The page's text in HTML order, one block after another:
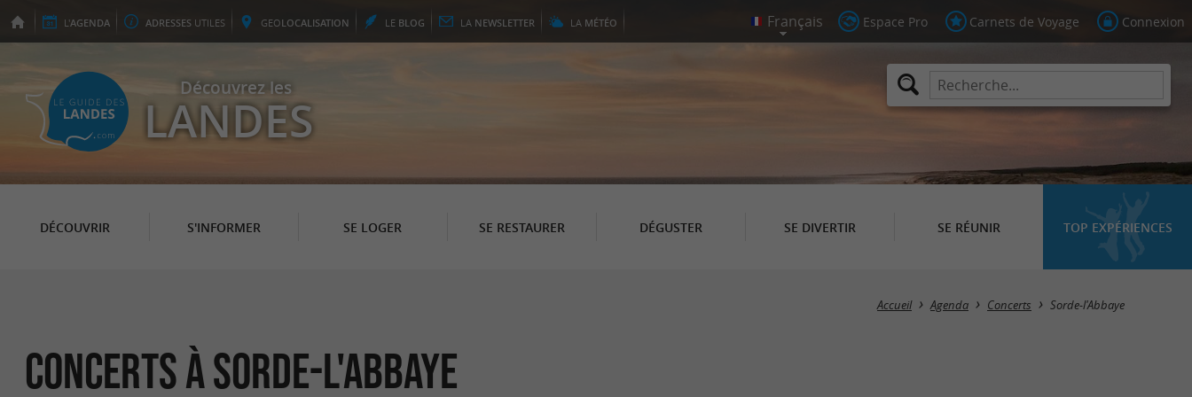
L'AGENDA ADRESSES UTILES GEOLOCALISATION LE BLOG LA NEWSLETTER LA MÉTÉO Espace Pro Carnets de Voyage Connexion
Découvrez les
LANDES
DÉCOUVRIR S'INFORMER SE LOGER SE RESTAURER DÉGUSTER SE DIVERTIR SE RÉUNIR TOP EXPÉRIENCES
Masquer la carte
Accueil Agenda Concerts Sorde-l'Abbaye
Concerts à Sorde-l'Abbaye